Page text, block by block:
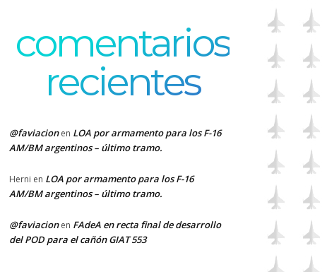
comentarios
recientes
@faviacionen LOA por armamento para los F-16
AM/BM argentinos – último tramo.
Herni en LOA por armamento para los F-16
AM/BM argentinos – último tramo.
@faviacionen FAdeA en recta final de desarrollo
del POD para el cañón GIAT 553